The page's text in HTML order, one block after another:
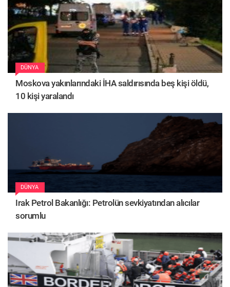
DÜNYA
Moskova yakınlarındaki İHA saldırısında beş kişi öldü,
10 kişi yaralandı
DÜNYA
Irak Petrol Bakanlığı: Petrolün sevkiyatından alıcılar
sorumlu